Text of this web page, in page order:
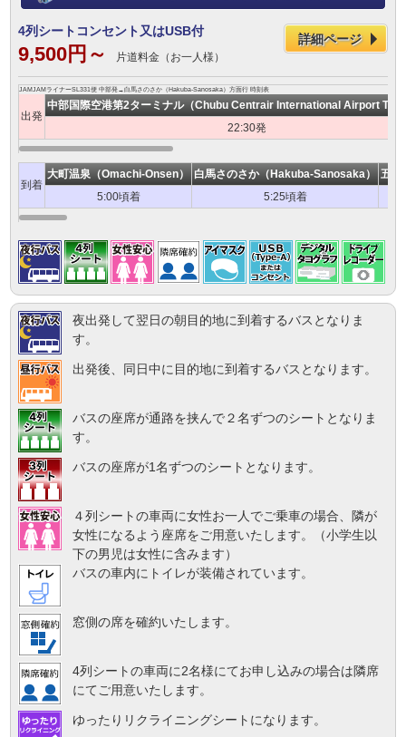
4列シートコンセント又はUSB付
9,500円～ 片道料金（お一人様）
詳細ページ
JAMJAMライナーSL331便 中部発→白馬さのさか（Hakuba-Sanosaka）方面行 時刻表
出発
中部国際空港第2ターミナル（Chubu Centrair International Airport
22:30発
到着
大町温泉（Omachi-Onsen） 白馬さのさか（Hakuba-Sanosaka）
五竜
5:00頃着
5:25頃着
夜出発して翌日の朝目的地に到着するバスとなりま
す。
出発後、同日中に目的地に到着するバスとなります。
バスの座席が通路を挟んで２名ずつのシートとなりま
す。
バスの座席が1名ずつのシートとなります。
４列シートの車両に女性お一人でご乗車の場合、隣が
女性になるよう座席をご用意いたします。（小学生以
下の男児は女性に含みます）
バスの車内にトイレが装備されています。
窓側の席を確約いたします。
4列シートの車両に2名様にてお申し込みの場合は隣席
にてご用意いたします。
ゆったりリクライニングシートになります。